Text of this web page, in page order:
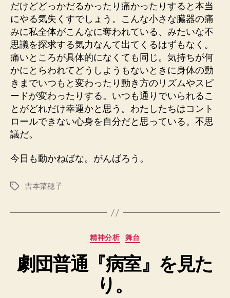
だけどどっかだるかったり痛かったりすると本当
にやる気失くすでしょう。こんな小さな臓器の痛
みに私全体がこんなに奪われている、みたいな不
思議を探求する気力なんて出てくるはずもなく。
痛いところが具体的になくても同じ。気持ちが何
かにとらわれてどうしようもないときに身体の動
きまでいつもと変わったり動き方のリズムやスピ
ードが変わったりする。いつも通りでいられるこ
とがどれだけ幸運かと思う。わたしたちはコント
ロールできない心身を自分だと思っている。不思
議だ。
今日も動かねばな。がんばろう。
タ
吉本菜穂子
カ
ゴ
リ
精神分析 舞台
劇団普通『病室』を見た
り。